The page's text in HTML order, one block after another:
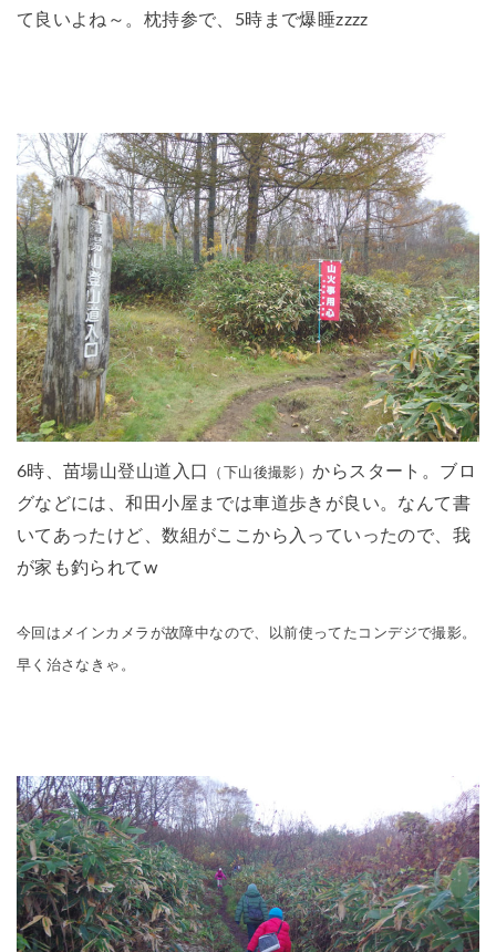
て良いよね～。枕持参で、5時まで爆睡zzzz
6時、苗場山登山道入口 （下山後撮影）からスタート。ブロ
グなどには、和田小屋までは車道歩きが良い。なんて書
いてあったけど、数組がここから入っていったので、我
が家も釣られてw
今回はメインカメラが故障中なので、以前使ってたコンデジで撮影。
早く治さなきゃ。